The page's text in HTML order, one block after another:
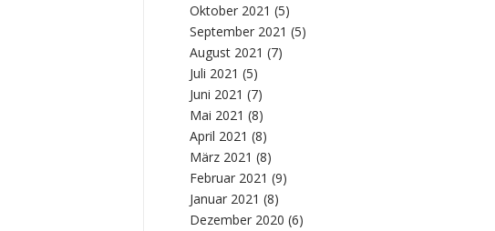
Oktober 2021 (5)
September 2021 (5)
August 2021 (7)
Juli 2021 (5)
Juni 2021 (7)
Mai 2021 (8)
April 2021 (8)
März 2021 (8)
Februar 2021 (9)
Januar 2021 (8)
Dezember 2020 (6)